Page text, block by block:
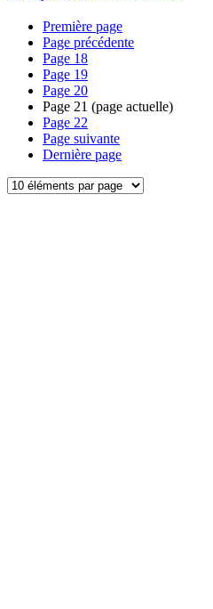
Première page
Page précédente
Page 18
Page 19
Page 20
Page 21 (page actuelle)
Page 22
Page suivante
Dernière page